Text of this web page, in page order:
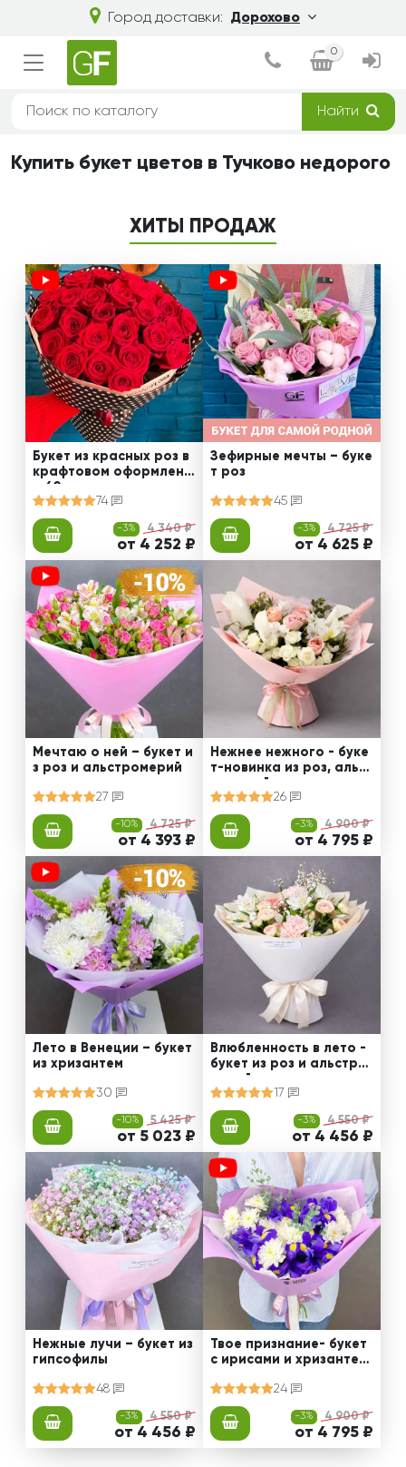
Город доставки: Дорохово
0
Найти
Купить букет цветов в Тучково недорого
ХИТЫ ПРОДАЖ
Букет из красных роз в
крафтовом оформлени
и 60 см
74
-3% 4 340 ₽
от 4 252 ₽
Зефирные мечты – буке
т роз
45
-3% 4 725 ₽
от 4 625 ₽
Мечтаю о ней – букет и
з роз и альстромерий
27
-10% 4 725 ₽
от 4 393 ₽
Нежнее нежного - буке
т-новинка из роз, альст
ромерий и калл
26
-3% 4 900 ₽
от 4 795 ₽
Лето в Венеции – букет
из хризантем
30
-10% 5 425 ₽
от 5 023 ₽
Влюбленность в лето -
букет из роз и альстро
мерий
17
-3% 4 550 ₽
от 4 456 ₽
Нежные лучи – букет из
гипсофилы
48
-3% 4 550 ₽
от 4 456 ₽
Твое признание- букет
с ирисами и хризантем
24
-3% 4 900 ₽
от 4 795 ₽